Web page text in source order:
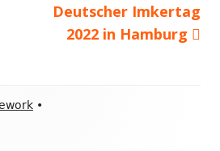
Nächster
Beitrag
Deutscher Imkertag
2022 in Hamburg
•